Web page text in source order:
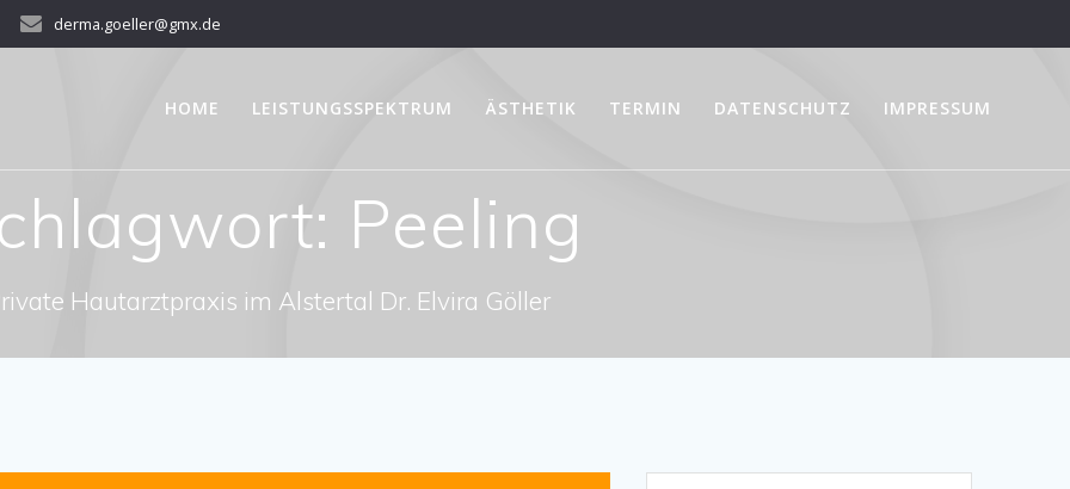
derma.goeller@gmx.de
HOME LEISTUNGSSPEKTRUM ÄSTHETIK TERMIN DATENSCHUTZ IMPRESSUM
Peeling
Hautarztpraxis im Alstertal Dr. Elvira Göller